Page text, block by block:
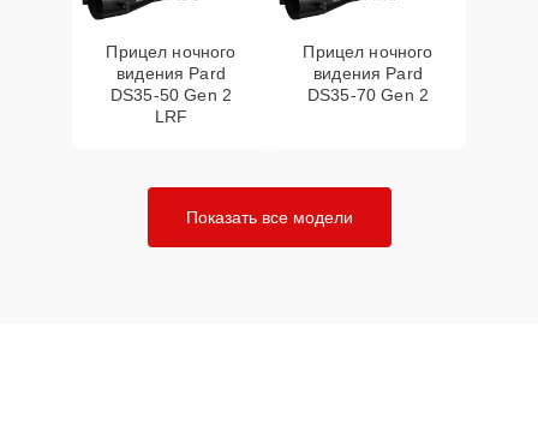
Прицел ночного
видения Pard
DS35-50 Gen 2
LRF
Прицел ночного
видения Pard
DS35-70 Gen 2
Показать все модели